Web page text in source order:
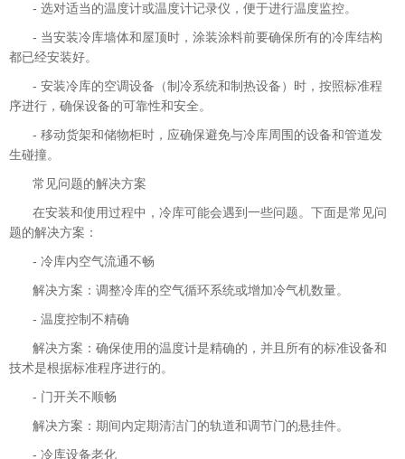
- 选对适当的温度计或温度计记录仪，便于进行温度监控。
- 当安装冷库墙体和屋顶时，涂装涂料前要确保所有的冷库结构
都已经安装好。
- 安装冷库的空调设备（制冷系统和制热设备）时，按照标准程
序进行，确保设备的可靠性和安全。
- 移动货架和储物柜时，应确保避免与冷库周围的设备和管道发
生碰撞。
常见问题的解决方案
在安装和使用过程中，冷库可能会遇到一些问题。下面是常见问
题的解决方案：
- 冷库内空气流通不畅
解决方案：调整冷库的空气循环系统或增加冷气机数量。
- 温度控制不精确
解决方案：确保使用的温度计是精确的，并且所有的标准设备和
技术是根据标准程序进行的。
- 门开关不顺畅
解决方案：期间内定期清洁门的轨道和调节门的悬挂件。
- 冷库设备老化